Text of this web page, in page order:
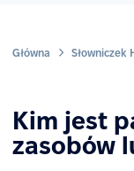
Główna Słowniczek
Kim jest
zasobów